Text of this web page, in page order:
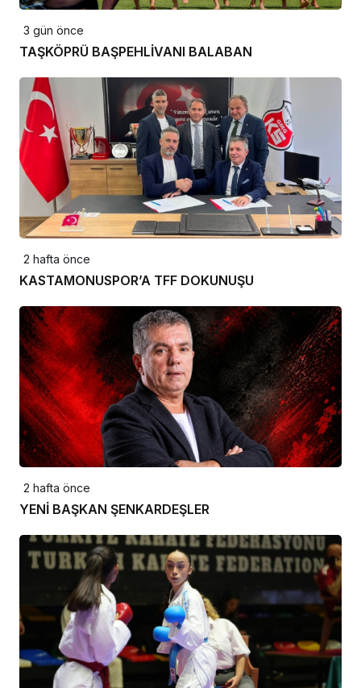
3 gün önce
TAŞKÖPRÜ BAŞPEHLİVANI BALABAN
2 hafta önce
KASTAMONUSPOR’A TFF DOKUNUŞU
2 hafta önce
YENİ BAŞKAN ŞENKARDEŞLER